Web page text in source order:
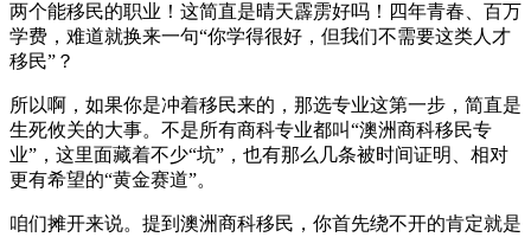
两个能移民的职业！这简直是晴天霹雳好吗！四年青春、百万
学费，难道就换来一句“你学得很好，但我们不需要这类人才
移民”？
所以啊，如果你是冲着移民来的，那选专业这第一步，简直是
生死攸关的大事。不是所有商科专业都叫“澳洲商科移民专
业”，这里面藏着不少“坑”，也有那么几条被时间证明、相对
更有希望的“黄金赛道”。
咱们摊开来说。提到澳洲商科移民，你首先绕不开的肯定就是